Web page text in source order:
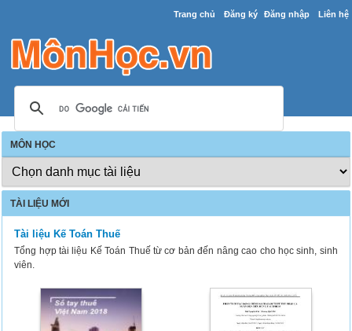
Trang chủ Đăng ký Đăng nhập Liên hệ
MÔN HỌC
TÀI LIỆU MỚI
Tài liệu Kế Toán Thuế
Tổng hợp tài liệu Kế Toán Thuế từ cơ bản đến nâng cao cho học sinh, sinh
viên.